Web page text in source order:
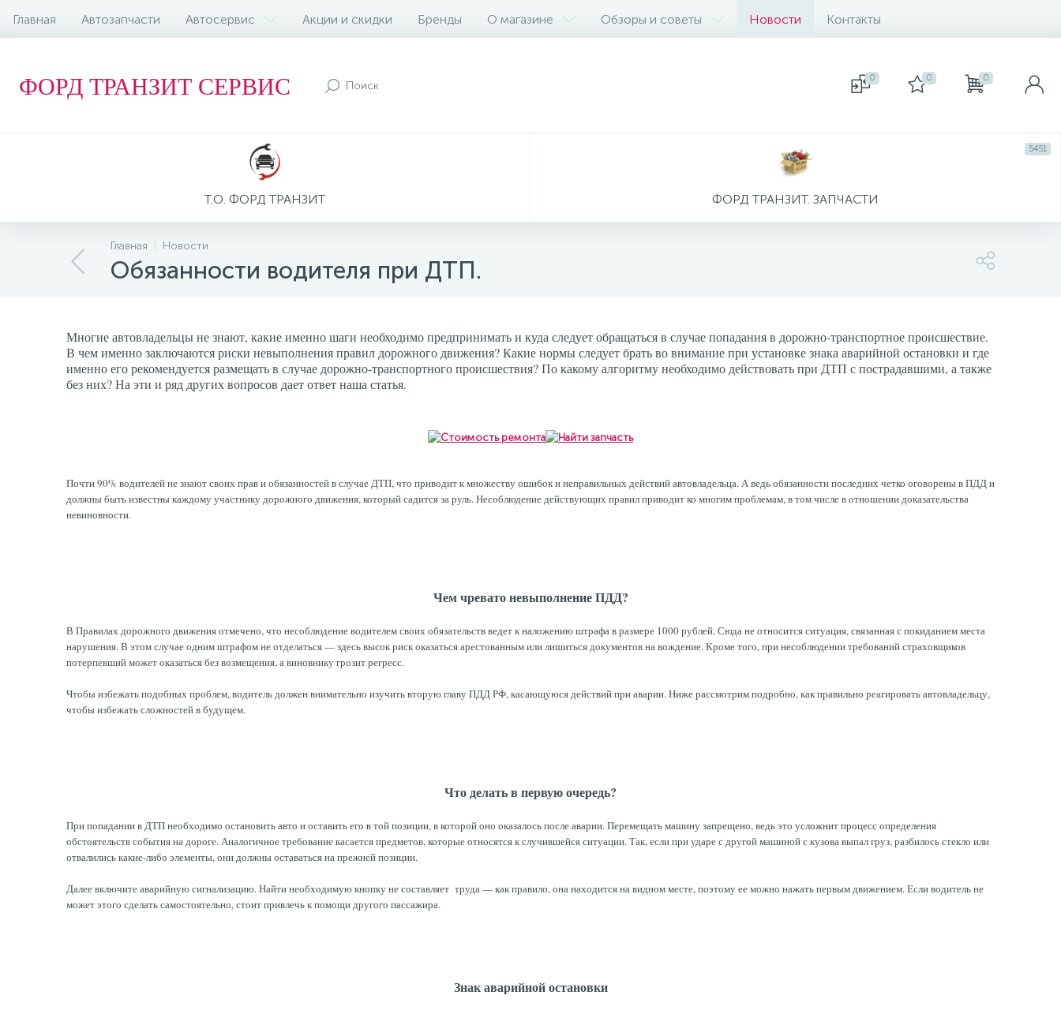
Главная Автозапчасти Автосервис Акции и скидки Бренды О магазине Обзоры и советы Новости Контакты
ФОРД ТРАНЗИТ СЕРВИС 0 0 0
Т.О. ФОРД ТРАНЗИТ ФОРД ТРАНЗИТ. ЗАПЧАСТИ
5451
Главная Новости
Обязанности водителя при ДТП.
Многие автовладельцы не знают, какие именно шаги необходимо предпринимать и куда следует обращаться в случае попадания в дорожно-транспортное происшествие.
В чем именно заключаются риски невыполнения правил дорожного движения? Какие нормы следует брать во внимание при установке знака аварийной остановки и где
именно его рекомендуется размещать в случае дорожно-транспортного происшествия? По какому алгоритму необходимо действовать при ДТП с пострадавшими, а также
без них? На эти и ряд других вопросов дает ответ наша статья.
Почти 90% водителей не знают своих прав и обязанностей в случае ДТП, что приводит к множеству ошибок и неправильных действий автовладельца. А ведь обязанности последних четко оговорены в ПДД и
должны быть известны каждому участнику дорожного движения, который садится за руль. Несоблюдение действующих правил приводит ко многим проблемам, в том числе в отношении доказательства
невиновности.
Чем чревато невыполнение ПДД?
В Правилах дорожного движения отмечено, что несоблюдение водителем своих обязательств ведет к наложению штрафа в размере 1000 рублей. Сюда не относится ситуация, связанная с покиданием места
нарушения. В этом случае одним штрафом не отделаться — здесь высок риск оказаться арестованным или лишиться документов на вождение. Кроме того, при несоблюдении требований страховщиков
потерпевший может оказаться без возмещения, а виновнику грозит регресс.
Чтобы избежать подобных проблем, водитель должен внимательно изучить вторую главу ПДД РФ, касающуюся действий при аварии. Ниже рассмотрим подробно, как правильно реагировать автовладельцу,
чтобы избежать сложностей в будущем.
Что делать в первую очередь?
При попадании в ДТП необходимо остановить авто и оставить его в той позиции, в которой оно оказалось после аварии. Перемещать машину запрещено, ведь это усложнит процесс определения
обстоятельств события на дороге. Аналогичное требование касается предметов, которые относятся к случившейся ситуации. Так, если при ударе с другой машиной с кузова выпал груз, разбилось стекло или
отвалились какие-либо элементы, они должны оставаться на прежней позиции.
Далее включите аварийную сигнализацию. Найти необходимую кнопку не составляет труда — как правило, она находится на видном месте, поэтому ее можно нажать первым движением. Если водитель не
может этого сделать самостоятельно, стоит привлечь к помощи другого пассажира.
Знак аварийной остановки